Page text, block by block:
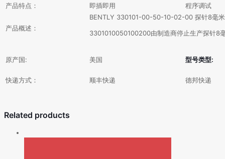
产品特点：
即插即用 程序调试
产品概述：
BENTLY 330101-00-50-10-02-00 探针8毫米
3301010050100200由制造商停止生产探针8
原产国: 美国 型号类型:
快递方式： 顺丰快递 德邦快递
Related products